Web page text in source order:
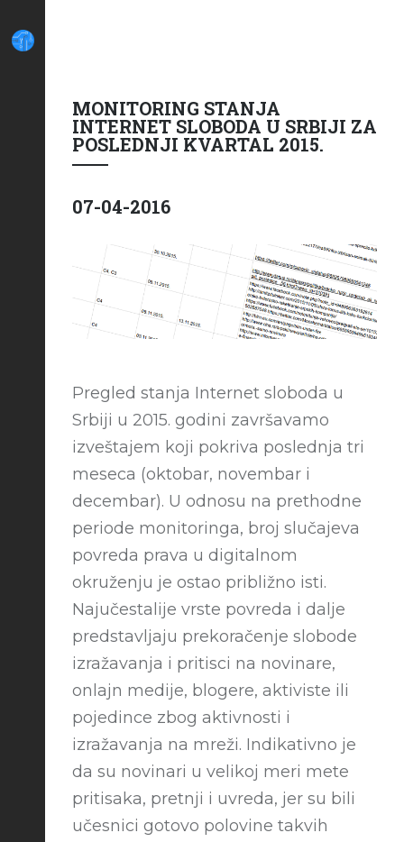
MONITORING STANJA
INTERNET SLOBODA U SRBIJI ZA
POSLEDNJI KVARTAL 2015.
07-04-2016
Pregled stanja Internet sloboda u
Srbiji u 2015. godini završavamo
izveštajem koji pokriva poslednja tri
meseca (oktobar, novembar i
decembar). U odnosu na prethodne
periode monitoringa, broj slučajeva
povreda prava u digitalnom
okruženju je ostao približno isti.
Najučestalije vrste povreda i dalje
predstavljaju prekoračenje slobode
izražavanja i pritisci na novinare,
onlajn medije, blogere, aktiviste ili
pojedince zbog aktivnosti i
izražavanja na mreži. Indikativno je
da su novinari u velikoj meri mete
pritisaka, pretnji i uvreda, jer su bili
učesnici gotovo polovine takvih